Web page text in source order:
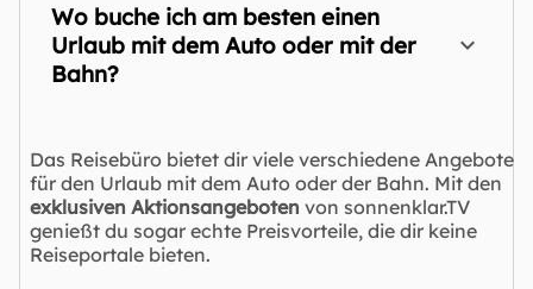
Wo buche ich am besten einen
Urlaub mit dem Auto oder mit der
Bahn?
Das Reisebüro bietet dir viele verschiedene Angebote
für den Urlaub mit dem Auto oder der Bahn. Mit den
exklusiven Aktionsangeboten von sonnenklar.TV
genießt du sogar echte Preisvorteile, die dir keine
Reiseportale bieten.